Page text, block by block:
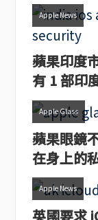
Apple News
蘋果印度
有 1 部印
Apple Glass
蘋果眼鏡
在身上的
Apple News
英國要求